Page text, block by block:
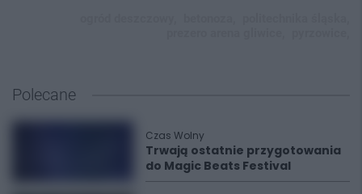
Polecane
Czas Wolny
Trwają ostatnie przygotowania
do Magic Beats Festival